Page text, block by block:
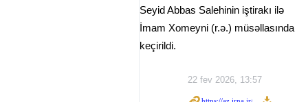
Seyid Abbas Salehinin iştirakı ilə
İmam Xomeyni (r.ə.) müsəllasında
keçirildi.
22 fev 2026, 13:57